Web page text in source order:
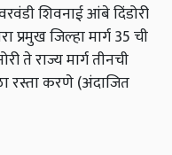
शिवनाई आंबे दिंडोरी
प्रमुख जिल्हा मार्ग 35 ची
ते राज्य मार्ग तीनची
करणे (अंदाजित